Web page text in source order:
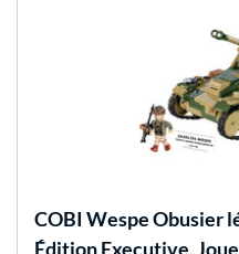
COBI Wespe Obusier
Édition Executive,